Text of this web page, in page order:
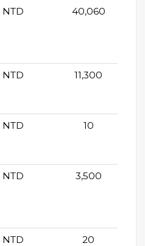
NTD 40,060
NTD 11,300
NTD 10
NTD 3,500
NTD 20